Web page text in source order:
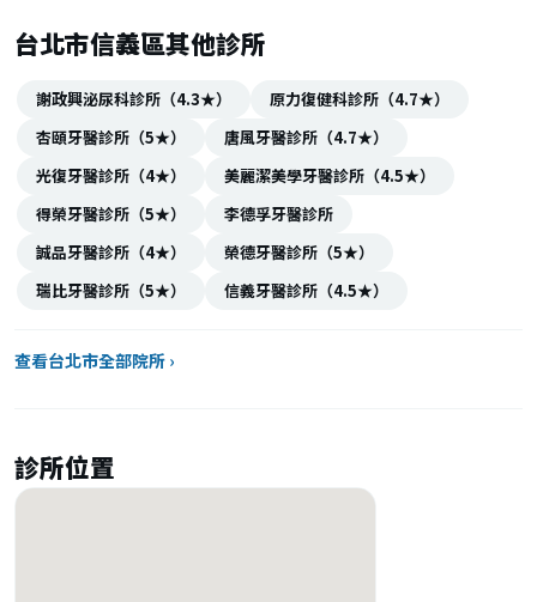
台北市信義區其他診所
謝政興泌尿科診所（4.3★）
原力復健科診所（4.7★）
杏頤牙醫診所（5★）
唐風牙醫診所（4.7★）
光復牙醫診所（4★）
美麗潔美學牙醫診所（4.5★）
得榮牙醫診所（5★）
李德孚牙醫診所
誠品牙醫診所（4★）
榮德牙醫診所（5★）
瑞比牙醫診所（5★）
信義牙醫診所（4.5★）
查看台北市全部院所 ›
診所位置